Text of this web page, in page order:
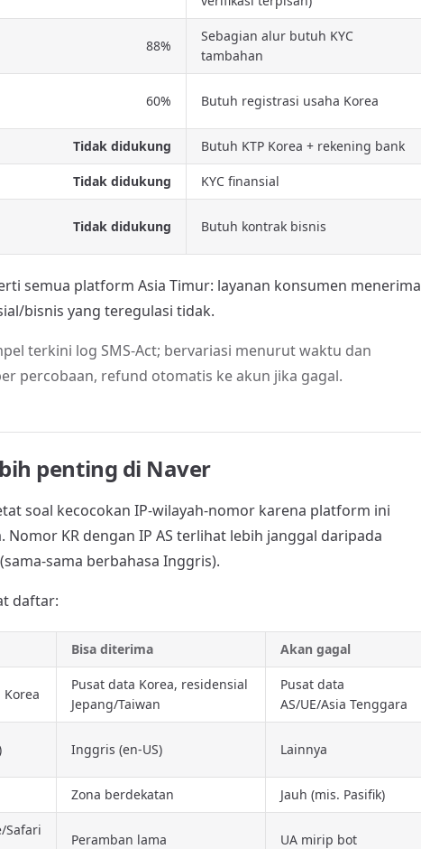
88%
Sebagian alur butuh KYC
tambahan
60% Butuh registrasi usaha Korea
Tidak didukung Butuh KTP Korea + rekening bank
Tidak didukung KYC finansial
Tidak didukung Butuh kontrak bisnis
semua platform Asia Timur: layanan konsumen menerima
bisnis yang teregulasi tidak.
terkini log SMS-Act; bervariasi menurut waktu dan
percobaan, refund otomatis ke akun jika gagal.
penting di Naver
soal kecocokan IP-wilayah-nomor karena platform ini
Nomor KR dengan IP AS terlihat lebih janggal daripada
sama berbahasa Inggris).
daftar:
Bisa diterima Akan gagal
Pusat data Korea, residensial
Jepang/Taiwan
Pusat data
AS/UE/Asia Tenggara
Inggris (en-US) Lainnya
Zona berdekatan Jauh (mis. Pasifik)
Safari
Peramban lama UA mirip bot